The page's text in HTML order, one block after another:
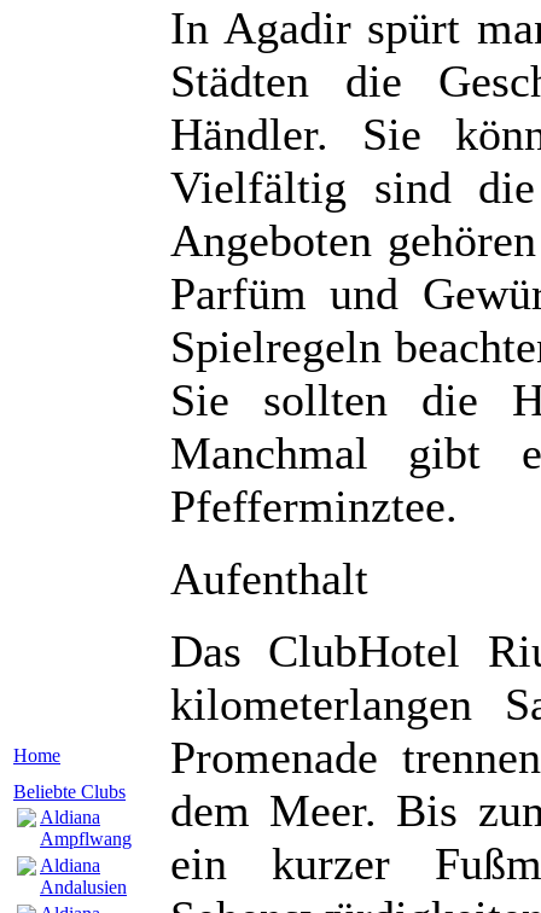
Home
Beliebte Clubs
Aldiana
Ampflwang
Aldiana
Andalusien
In Agadir spürt
Städten die
Händler. Sie
Vielfältig sind die
Angeboten
Parfüm und
Spielregeln
Sie sollten die
Manchmal gibt
Pfefferminztee.
Aufenthalt
Das ClubHotel
kilometerlangen
Promenade
dem Meer. Bis
ein kurzer